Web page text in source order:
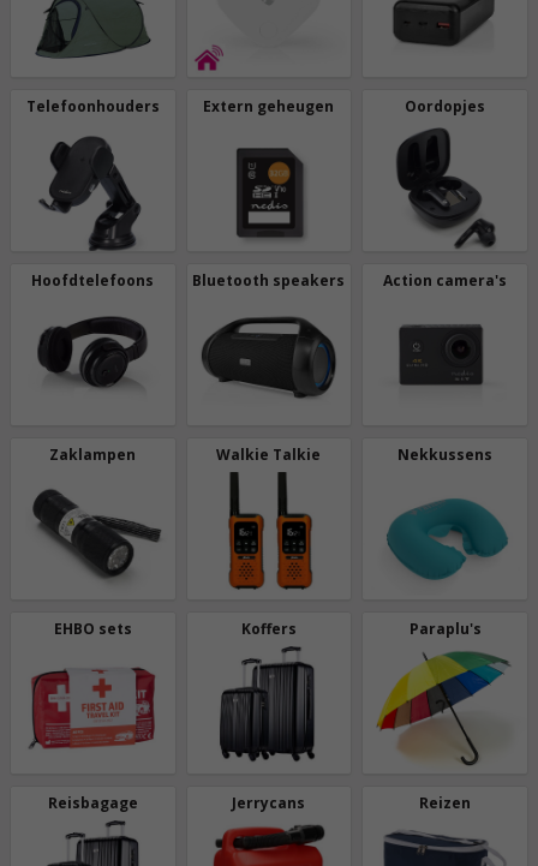
Telefoonhouders Extern geheugen Oordopjes
Hoofdtelefoons Bluetooth speakers Action camera's
Zaklampen Walkie Talkie Nekkussens
EHBO sets Koffers Paraplu's
Reisbagage Jerrycans Reizen